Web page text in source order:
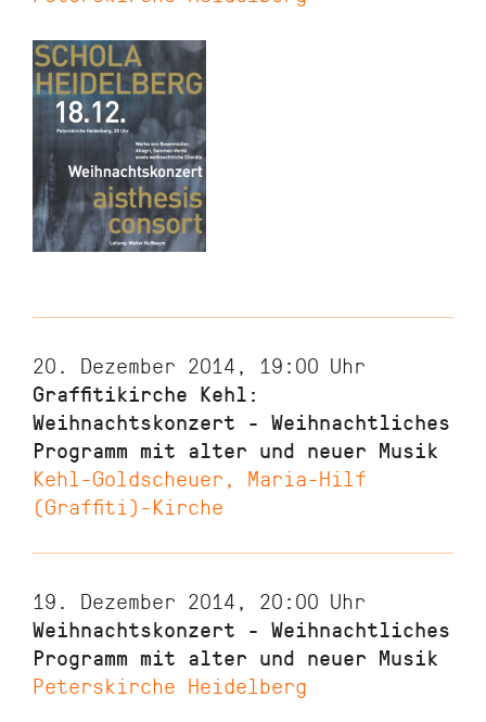
20. Dezember 2014, 19:00 Uhr
Graffitikirche Kehl:
Weihnachtskonzert - Weihnachtliches
Programm mit alter und neuer Musik
Kehl-Goldscheuer, Maria-Hilf
(Graffiti)-Kirche
19. Dezember 2014, 20:00 Uhr
Weihnachtskonzert - Weihnachtliches
Programm mit alter und neuer Musik
Peterskirche Heidelberg